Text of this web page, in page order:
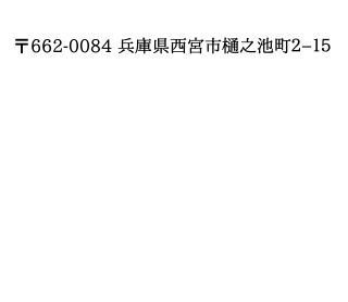
〒662-0084 兵庫県西宮市樋之池町２−１５